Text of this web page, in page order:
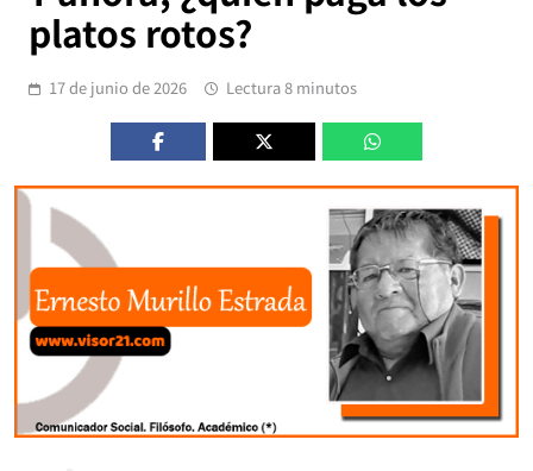
platos rotos?
17 de junio de 2026 Lectura 8 minutos